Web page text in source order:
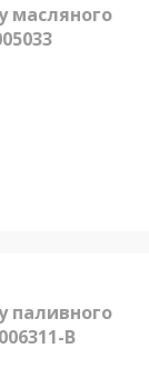
масляного
паливного
В